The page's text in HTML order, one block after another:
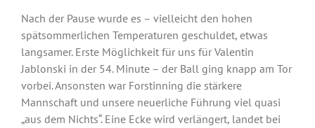
Nach der Pause wurde es – vielleicht den hohen
spätsommerlichen Temperaturen geschuldet, etwas
langsamer. Erste Möglichkeit für uns für Valentin
Jablonski in der 54. Minute – der Ball ging knapp am Tor
vorbei. Ansonsten war Forstinning die stärkere
Mannschaft und unsere neuerliche Führung viel quasi
„aus dem Nichts“. Eine Ecke wird verlängert, landet bei